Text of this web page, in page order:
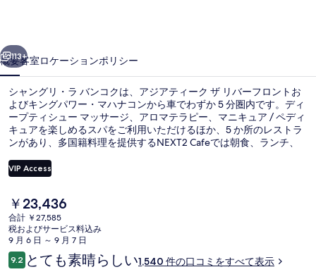
ン
コ
ク
の
写
真
ャ
ラ
リ
113+
概要客室ロケーションポリシー
シャングリ・ラ バンコクは、アジアティーク ザ リバーフロントお
よびキングパワー・マハナコンから車でわずか 5 分圏内です。ディ
ープティシュー マッサージ、アロマテラピー、マニキュア / ペディ
キュアを楽しめるスパをご利用いただけるほか、5 か所のレストラ
ンがあり、多国籍料理を提供するNEXT2 Cafeでは朝食、ランチ、
他設備には 2 つの屋外プール、プールサイドバー、およびフィット
ネスクラブ (スタッフ常駐)があります。親切なスタッフや朝食が旅
利用できます。地下鉄 サパーンタークシン BTS 駅までは 6 分、BTS
スラサック駅までは 12 分です。
VIP Access
現
在
の
料
金
は
￥23,436
合計 ￥27,585
税およびサービス料込み
9 月 6 日 ～ 9 月 7 日
口
コ
9.210段階中9.2
とても素晴らしい1,540 件の口コミをすべて表示